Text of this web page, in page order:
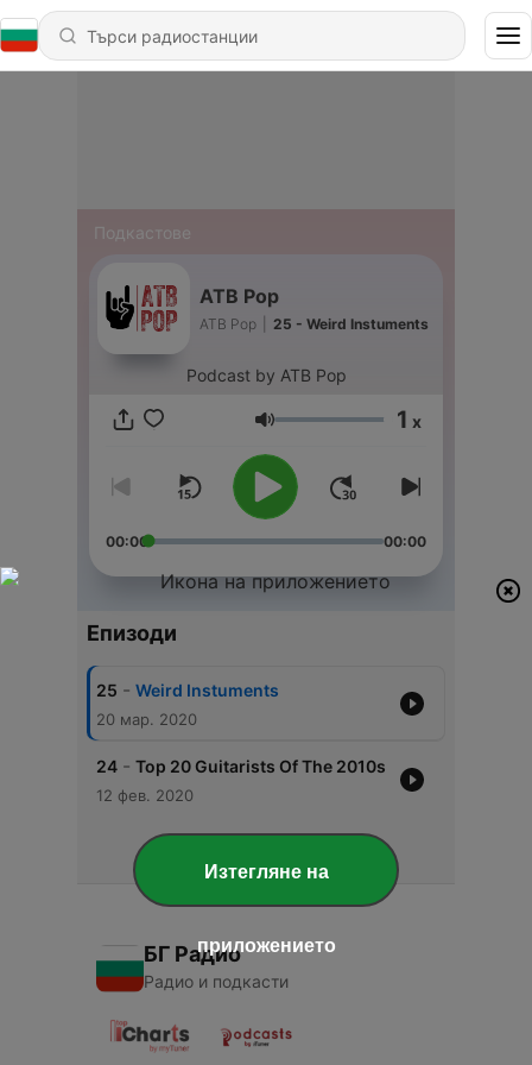
Подкастове
ATB Pop
ATB Pop 25 - Weird Instuments
Podcast by ATB Pop
Сила на звука
1 x
00:00 00:00
Епизоди
25 - Weird Instuments
20 мар. 2020
24 - Top 20 Guitarists Of The 2010s
12 фев. 2020
БГ Радио
Радио и подкасти
Изтегляне на
приложението